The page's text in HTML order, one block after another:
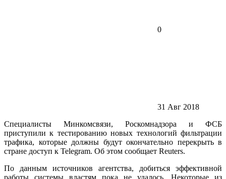
0
31 Авг 2018
Специалисты Минкомсвязи, Роскомнадзора и ФСБ
приступили к тестированию новых технологий фильтрации
трафика, которые должны будут окончательно перекрыть в
стране доступ к Telegram. Об этом сообщает Reuters.
По данным источников агентства, добиться эффективной
работы системы властям пока не удалось. Некоторые из